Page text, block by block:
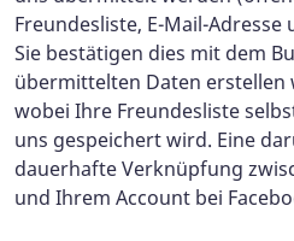
Freundesliste, E-Mail-
Sie bestätigen dies mit dem
übermittelten Daten
wobei Ihre Freundesliste
uns gespeichert wird. Eine
dauerhafte Verknüpfung
und Ihrem Account bei